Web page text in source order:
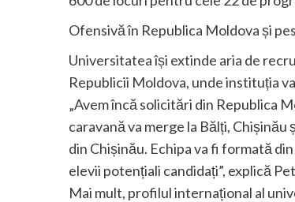
Ofensivă în Republica Moldova și
Universitatea își extinde aria de
Republicii Moldova, unde instituția
„Avem încă solicitări din Republica
caravană va merge la Bălți,
din Chișinău. Echipa va fi formată
elevii potențiali candidați”, explică
Mai mult, profilul internațional al